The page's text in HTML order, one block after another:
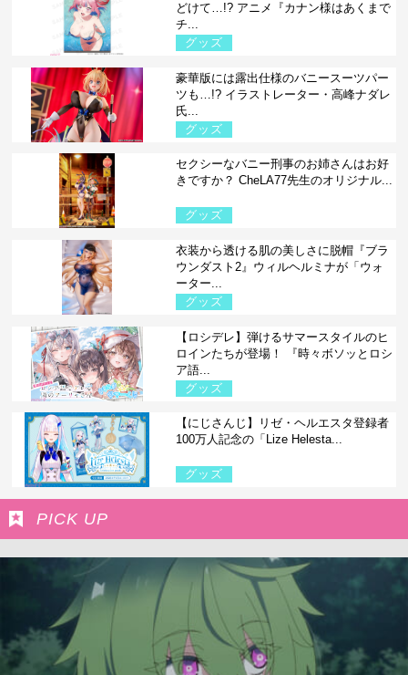
どけて…!? アニメ『カナン様はあくまで
チ...
グッズ
豪華版には露出仕様のバニースーツパー
ツも…!? イラストレーター・高峰ナダレ
氏...
グッズ
セクシーなバニー刑事のお姉さんはお好
きですか？ CheLA77先生のオリジナル...
グッズ
衣装から透ける肌の美しさに脱帽『ブラ
ウンダスト2』ウィルヘルミナが「ウォ
ーター...
グッズ
【ロシデレ】弾けるサマースタイルのヒ
ロインたちが登場！ 『時々ボソッとロシ
ア語...
グッズ
【にじさんじ】リゼ・ヘルエスタ登録者
100万人記念の「Lize Helesta...
グッズ
PICK UP